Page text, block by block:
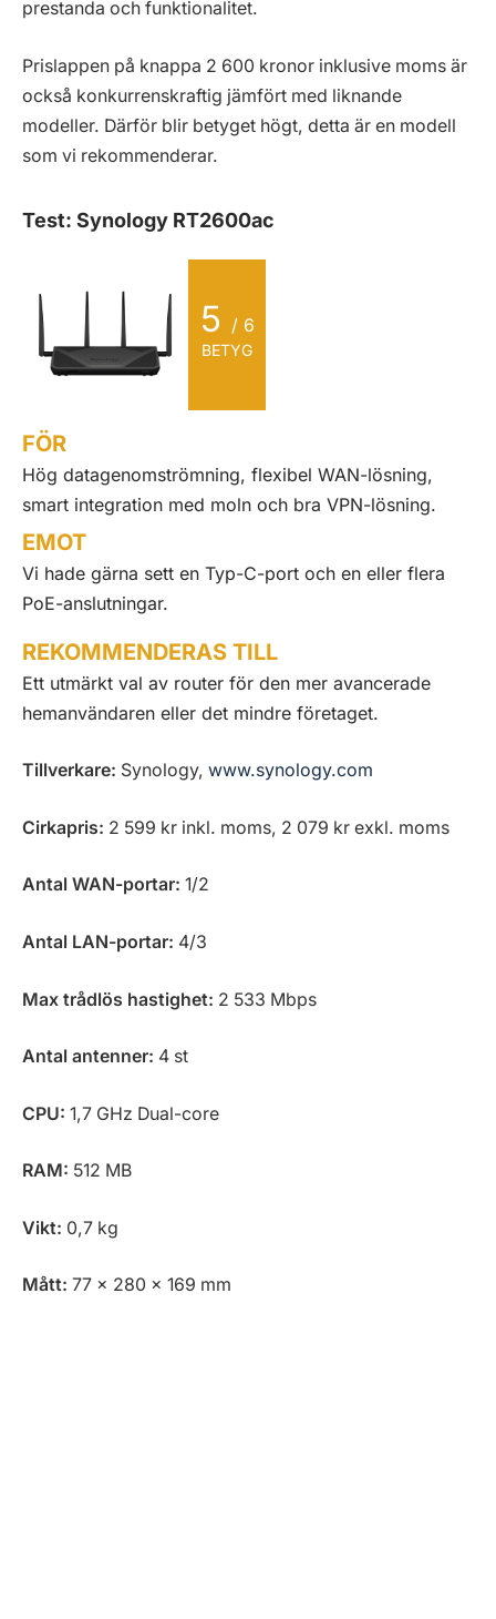
prestanda och funktionalitet.
Prislappen på knappa 2 600 kronor inklusive moms är
också konkurrenskraftig jämfört med liknande
modeller. Därför blir betyget högt, detta är en modell
som vi rekommenderar.
Test: Synology RT2600ac
5 / 6
BETYG
FÖR
Hög datagenomströmning, flexibel WAN-lösning,
smart integration med moln och bra VPN-lösning.
EMOT
Vi hade gärna sett en Typ-C-port och en eller flera
PoE-anslutningar.
REKOMMENDERAS TILL
Ett utmärkt val av router för den mer avancerade
hemanvändaren eller det mindre företaget.
Tillverkare: Synology, www.synology.com
Cirkapris: 2 599 kr inkl. moms, 2 079 kr exkl. moms
Antal WAN-portar: 1/2
Antal LAN-portar: 4/3
Max trådlös hastighet: 2 533 Mbps
Antal antenner: 4 st
CPU: 1,7 GHz Dual-core
RAM: 512 MB
Vikt: 0,7 kg
Mått: 77 x 280 x 169 mm